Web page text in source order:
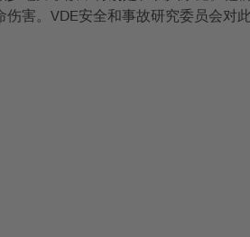
害。VDE安全和事故研究委员会对此